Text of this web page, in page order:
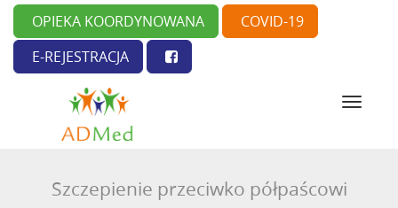
OPIEKA KOORDYNOWANA
COVID-19
E-REJESTRACJA
N
Szczepienie przeciwko półpaścowi